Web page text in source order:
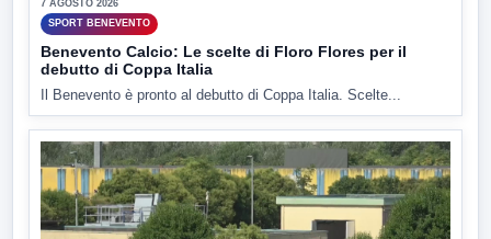
7 AGOSTO 2026
SPORT BENEVENTO
Benevento Calcio: Le scelte di Floro Flores per il
debutto di Coppa Italia
Il Benevento è pronto al debutto di Coppa Italia. Scelte...